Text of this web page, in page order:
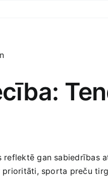
gan sabiedrības
sporta ‍preču